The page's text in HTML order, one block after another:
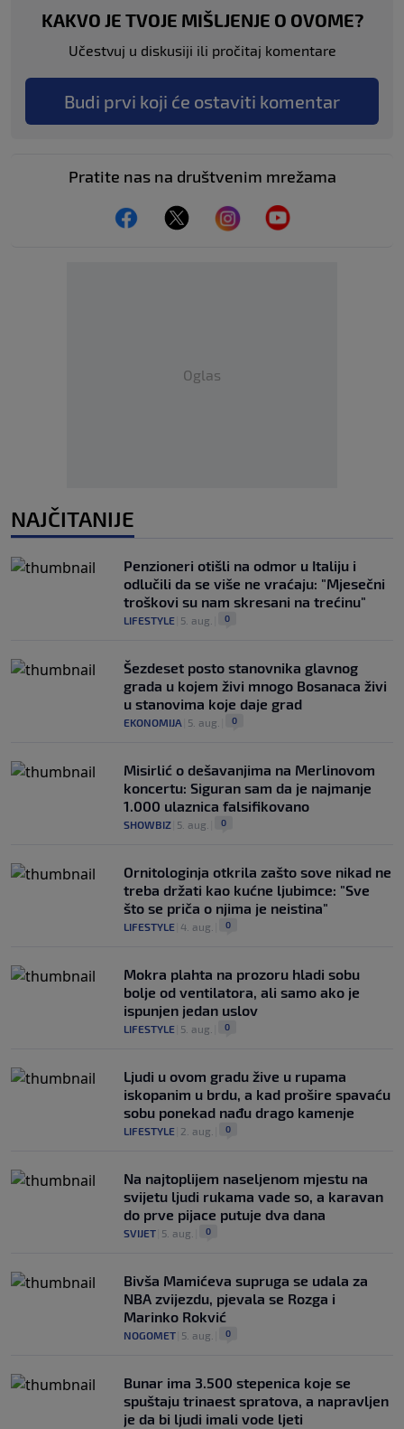
KAKVO JE TVOJE MIŠLJENJE O OVOME?
Učestvuj u diskusiji ili pročitaj komentare
Budi prvi koji će ostaviti komentar
Pratite nas na društvenim mrežama
Oglas
NAJČITANIJE
Penzioneri otišli na odmor u Italiju i
odlučili da se više ne vraćaju: "Mjesečni
troškovi su nam skresani na trećinu"
LIFESTYLE 5. aug. 0
Šezdeset posto stanovnika glavnog
grada u kojem živi mnogo Bosanaca živi
u stanovima koje daje grad
EKONOMIJA 5. aug. 0
Misirlić o dešavanjima na Merlinovom
koncertu: Siguran sam da je najmanje
1.000 ulaznica falsifikovano
SHOWBIZ 5. aug. 0
Ornitologinja otkrila zašto sove nikad ne
treba držati kao kućne ljubimce: "Sve
što se priča o njima je neistina"
LIFESTYLE 4. aug. 0
Mokra plahta na prozoru hladi sobu
bolje od ventilatora, ali samo ako je
ispunjen jedan uslov
LIFESTYLE 5. aug. 0
Ljudi u ovom gradu žive u rupama
iskopanim u brdu, a kad prošire spavaću
sobu ponekad nađu drago kamenje
LIFESTYLE 2. aug. 0
Na najtoplijem naseljenom mjestu na
svijetu ljudi rukama vade so, a karavan
do prve pijace putuje dva dana
SVIJET 5. aug. 0
Bivša Mamićeva supruga se udala za
NBA zvijezdu, pjevala se Rozga i
Marinko Rokvić
NOGOMET 5. aug. 0
Bunar imа 3.500 stepenica koje se
spuštaju trinaest spratova, a napravljen
je da bi ljudi imali vode ljeti